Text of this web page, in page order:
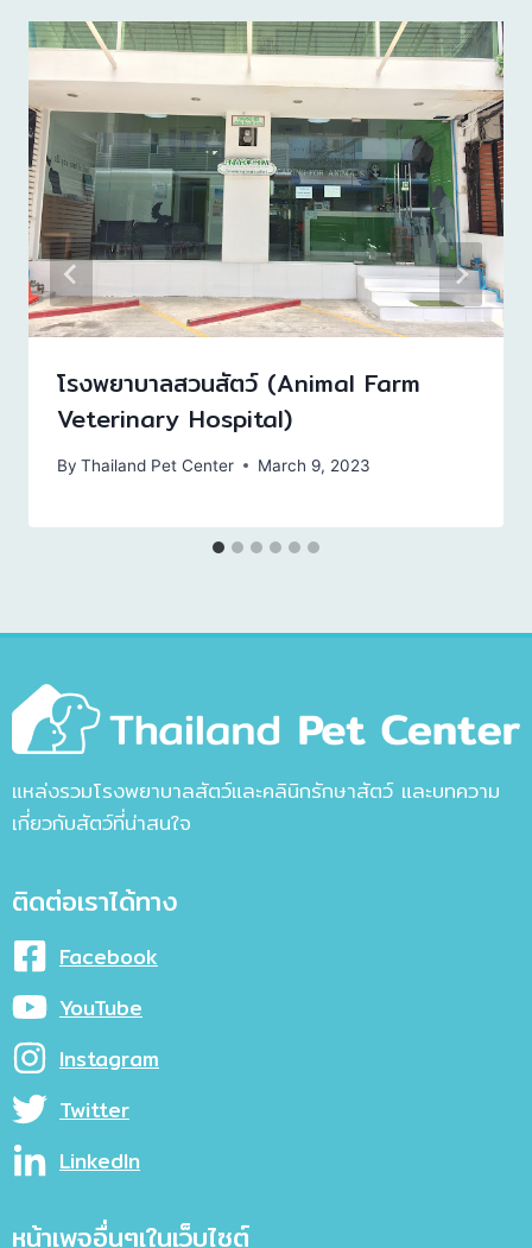
โรงพยาบาลสวนสัตว์ (Animal Farm
Veterinary Hospital)
By Thailand Pet Center March 9, 2023
แหล่งรวมโรงพยาบาลสัตว์และคลินิกรักษาสัตว์ และบทความ
เกี่ยวกับสัตว์ที่น่าสนใจ
ติดต่อเราได้ทาง
Facebook
YouTube
Instagram
Twitter
LinkedIn
หน้าเพจอื่นๆเในเว็บไซต์